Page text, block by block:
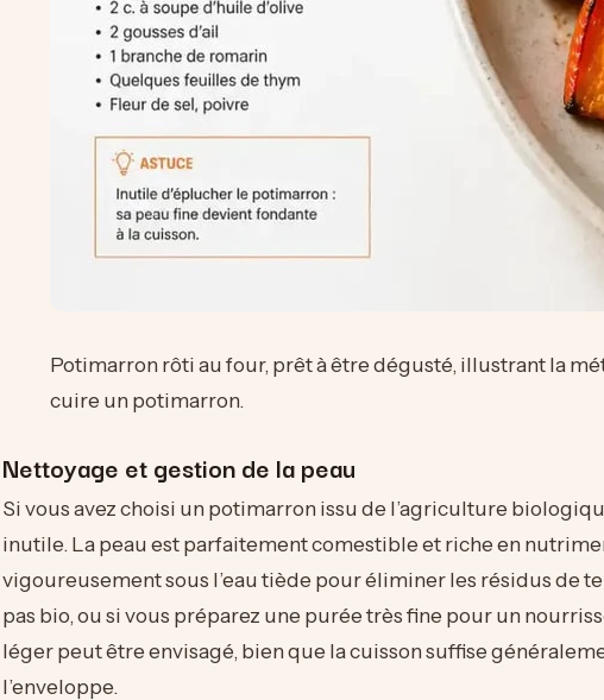
Potimarron rôti au four, prêt à être dégusté, illustrant la
cuire un potimarron.
Nettoyage et gestion de la peau
Si vous avez choisi un potimarron issu de l’agriculture
inutile. La peau est parfaitement comestible et riche en
vigoureusement sous l’eau tiède pour éliminer les résidus de
pas bio, ou si vous préparez une purée très fine pour un
léger peut être envisagé, bien que la cuisson suffise
l’enveloppe.